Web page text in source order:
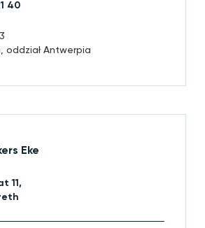
40
oddział Antwerpia
Eke
11,